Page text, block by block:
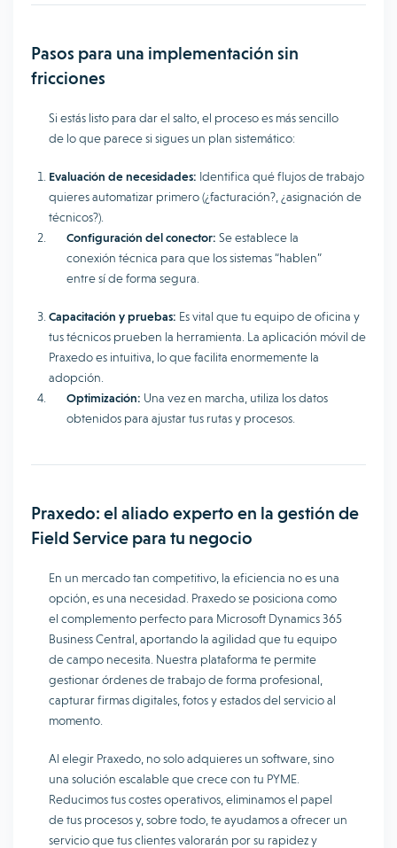
Pasos para una implementación sin
fricciones
Si estás listo para dar el salto, el proceso es más sencillo
de lo que parece si sigues un plan sistemático:
Evaluación de necesidades: Identifica qué flujos de trabajo
quieres automatizar primero (¿facturación?, ¿asignación de
técnicos?).
Configuración del conector: Se establece la
conexión técnica para que los sistemas “hablen”
entre sí de forma segura.
Capacitación y pruebas: Es vital que tu equipo de oficina y
tus técnicos prueben la herramienta. La aplicación móvil de
Praxedo es intuitiva, lo que facilita enormemente la
adopción.
Optimización: Una vez en marcha, utiliza los datos
obtenidos para ajustar tus rutas y procesos.
Praxedo: el aliado experto en la gestión de
Field Service para tu negocio
En un mercado tan competitivo, la eficiencia no es una
opción, es una necesidad. Praxedo se posiciona como
el complemento perfecto para Microsoft Dynamics 365
Business Central, aportando la agilidad que tu equipo
de campo necesita. Nuestra plataforma te permite
gestionar órdenes de trabajo de forma profesional,
capturar firmas digitales, fotos y estados del servicio al
momento.
Al elegir Praxedo, no solo adquieres un software, sino
una solución escalable que crece con tu PYME.
Reducimos tus costes operativos, eliminamos el papel
de tus procesos y, sobre todo, te ayudamos a ofrecer un
servicio que tus clientes valorarán por su rapidez y